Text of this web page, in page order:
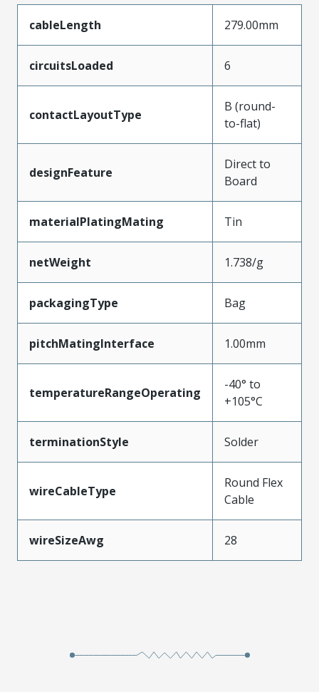
cableLength 279.00mm
circuitsLoaded 6
contactLayoutType
B (round-
to-flat)
designFeature
Direct to
Board
materialPlatingMating Tin
netWeight 1.738/g
packagingType Bag
pitchMatingInterface 1.00mm
temperatureRangeOperating
-40° to
+105°C
terminationStyle Solder
wireCableType
Round Flex
Cable
wireSizeAwg 28